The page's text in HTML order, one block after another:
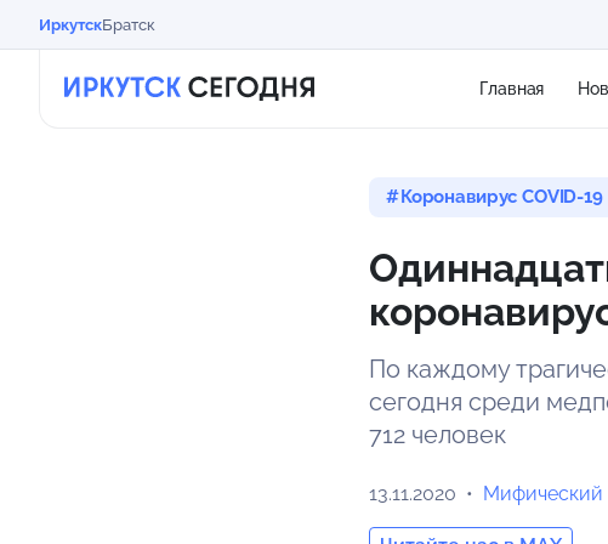
ИркутскБратск
Главная
Коронавирус COVID-19
По каждому
сегодня среди
712 человек
13.11.2020 Мифический